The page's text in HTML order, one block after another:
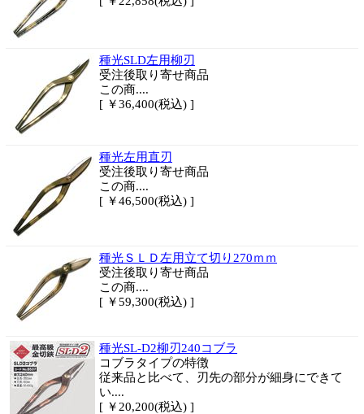
種光SLD左用柳刃
受注後取り寄せ商品
この商....
[ ￥36,400(税込) ]
種光左用直刃
受注後取り寄せ商品
この商....
[ ￥46,500(税込) ]
種光ＳＬＤ左用立て切り270ｍｍ
受注後取り寄せ商品
この商....
[ ￥59,300(税込) ]
種光SL-D2柳刃240コブラ
コブラタイプの特徴
従来品と比べて、刃先の部分が細身にできて
い....
[ ￥20,200(税込) ]